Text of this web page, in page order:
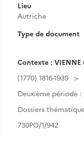
Lieu
Autriche
Type de document
Contexte : VIENNE
(1770) 1816-1939
Deuxième période :
Dossiers
730PO/1/942